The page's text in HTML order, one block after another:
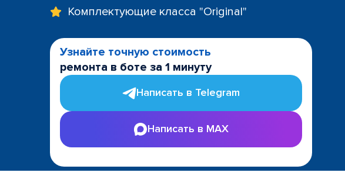
Комплектующие класса "Original"
Узнайте точную стоимость
ремонта в боте за 1 минуту
Написать в Telegram
Написать в MAX